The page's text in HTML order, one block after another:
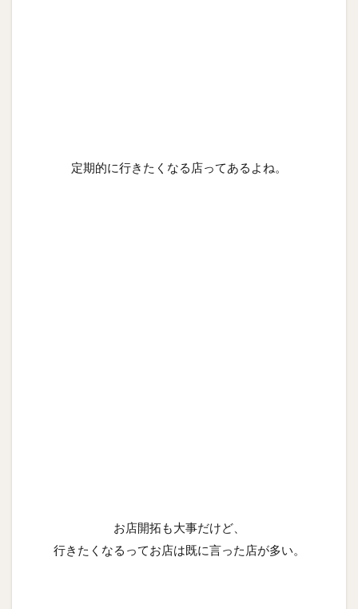
定期的に行きたくなる店ってあるよね。
お店開拓も大事だけど、
行きたくなるってお店は既に言った店が多い。